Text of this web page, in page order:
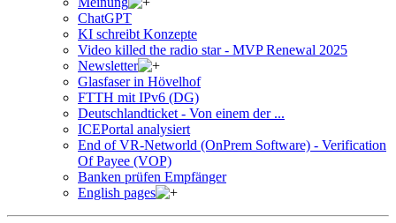
ChatGPT
KI schreibt Konzepte
Video killed the radio star - MVP Renewal 2025
Newsletter
Glasfaser in Hövelhof
FTTH mit IPv6 (DG)
Deutschlandticket - Von einem der ...
ICEPortal analysiert
End of VR-Networld (OnPrem Software) - Verification
Of Payee (VOP)
Banken prüfen Empfänger
English pages